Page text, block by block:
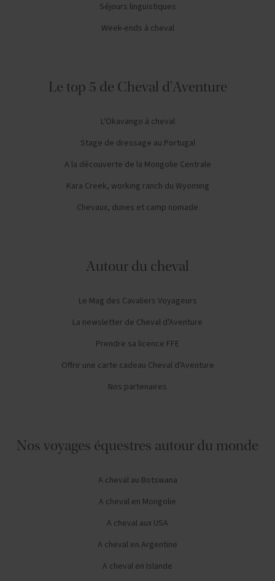
Séjours linguistiques
Week-ends à cheval
Le top 5 de Cheval d'Aventure
L'Okavango à cheval
Stage de dressage au Portugal
A la découverte de la Mongolie Centrale
Kara Creek, working ranch du Wyoming
Chevaux, dunes et camp nomade
Autour du cheval
Le Mag des Cavaliers Voyageurs
La newsletter de Cheval d'Aventure
Prendre sa licence FFE
Offrir une carte cadeau Cheval d'Aventure
Nos partenaires
Nos voyages équestres autour du monde
A cheval au Botswana
A cheval en Mongolie
A cheval aux USA
A cheval en Argentine
A cheval en Islande